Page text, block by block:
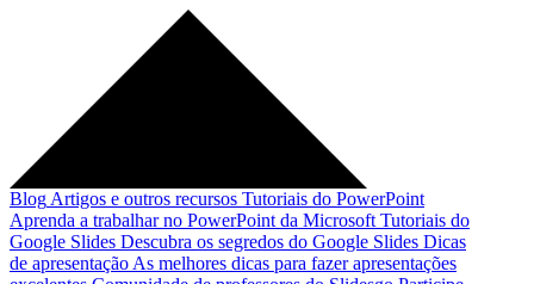
Blog Artigos e outros recursos Tutoriais do PowerPoint
Aprenda a trabalhar no PowerPoint da Microsoft Tutoriais do
Google Slides Descubra os segredos do Google Slides Dicas
de apresentação As melhores dicas para fazer apresentações